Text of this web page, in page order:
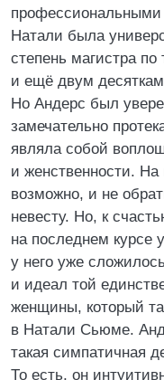
профессиональными
Натали была
степень магистра
и ещё двум
Но Андерс был
замечательно
являла собой
и женственности. На
возможно, и не
невесту. Но, к
на последнем курсе
у него уже
и идеал той
женщины, который
в Натали Сьюме.
такая симпатичная
То есть, он